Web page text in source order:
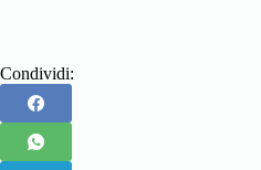
Condividi: